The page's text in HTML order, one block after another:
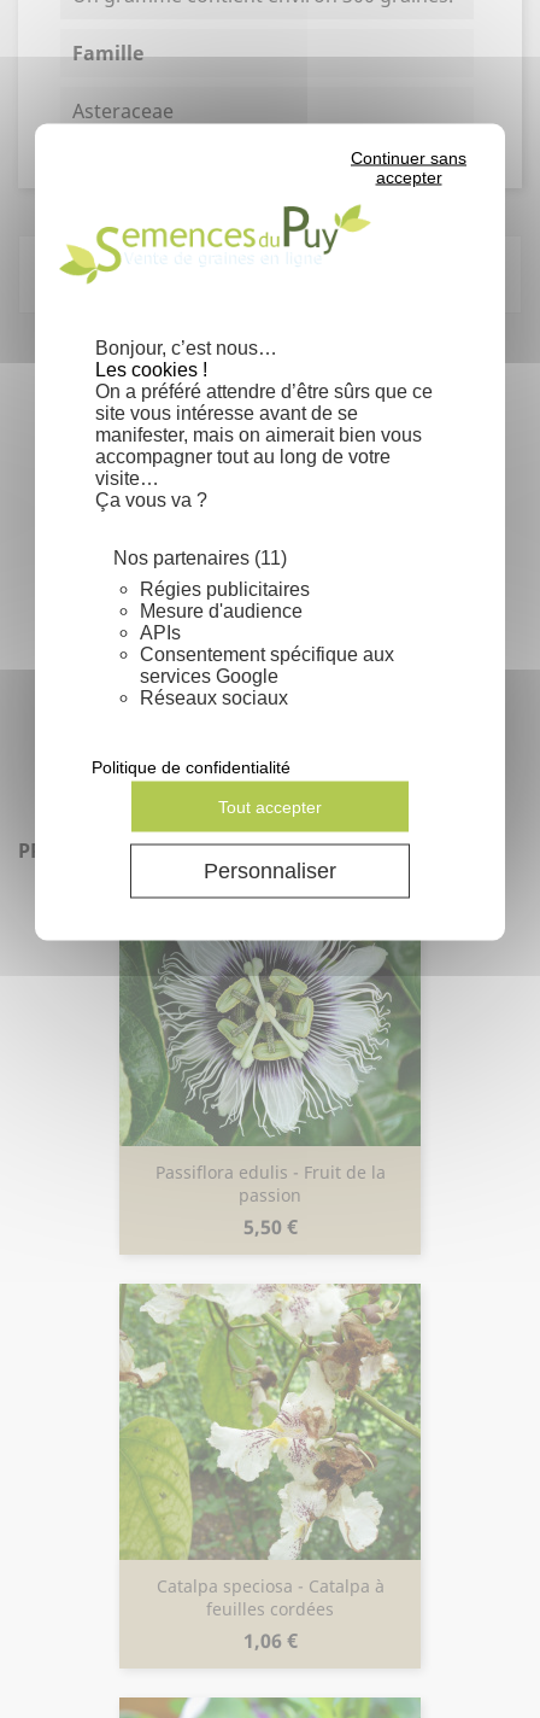
Bonjour, c’est nous…
Les cookies !
On a préféré attendre d’être sûrs que ce
site vous intéresse avant de se
manifester, mais on aimerait bien vous
accompagner tout au long de votre
visite…
Ça vous va ?
Nos partenaires (11)
Régies publicitaires
Mesure d'audience
APIs
Consentement spécifique aux
services Google
Réseaux sociaux
Tout accepter
Continuer sans
accepter
Personnaliser
Politique de confidentialité
Famille
Asteraceae
Articles du blog en relation
Comment intégrer des graminées dans
votre jardin ?
search En lire plus
PRODUITS SIMILAIRES
Passiflora edulis - Fruit de la
passion
Prix
5,50 €
Catalpa speciosa - Catalpa à
feuilles cordées
Prix
1,06 €